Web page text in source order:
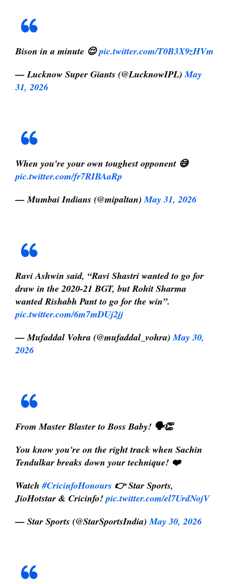
Bison in a minute 😌pic.twitter.com/T0B3X9zHVm
— Lucknow Super Giants (@LucknowIPL)May
31, 2026
When you're your own toughest opponent 😅
pic.twitter.com/fr7RIBAaRp
— Mumbai Indians (@mipaltan)May 31, 2026
Ravi Ashwin said, “Ravi Shastri wanted to go for
draw in the 2020-21 BGT, but Rohit Sharma
wanted Rishabh Pant to go for the win”.
pic.twitter.com/6m7mDUj2jj
— Mufaddal Vohra (@mufaddal_vohra)May 30,
2026
From Master Blaster to Boss Baby! 🗣️👏
You know you're on the right track when Sachin
Tendulkar breaks down your technique! ❤️
Watch#CricinfoHonours 👉 Star Sports,
JioHotstar & Cricinfo!pic.twitter.com/el7UrdNojV
— Star Sports (@StarSportsIndia)May 30, 2026